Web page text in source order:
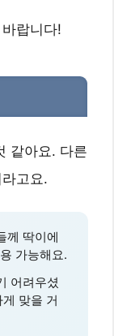
랍니다!
같아요. 다른
고요.
께 딱이에
가능해요.
어려우셨
맞을 거